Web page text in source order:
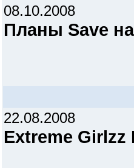
08.10.2008
Планы Save
22.08.2008
Extreme Girlzz